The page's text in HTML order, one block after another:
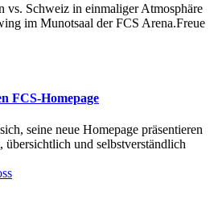
vs. Schweiz in einmaliger Atmosphäre
im Munotsaal der FCS Arena.Freue
FCS-Homepage
seine neue Homepage präsentieren
und selbstverständlich